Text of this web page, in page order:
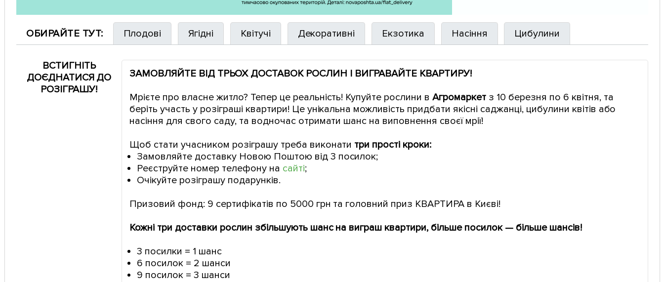
ОБИРАЙТЕ ТУТ: Плодові Ягідні Квітучі Декоративні Екзотика Насіння Цибулини
ВСТИГНІТЬ
ДОЄДНАТИСЯ ДО
РОЗІГРАШУ!
ЗАМОВЛЯЙТЕ ВІД ТРЬОХ ДОСТАВОК РОСЛИН І ВИГРАВАЙТЕ КВАРТИРУ!
Мрієте про власне житло? Тепер це реальність! Купуйте рослини вАгромаркетз 10 березня по 6 квітня, та
беріть участь у розіграші квартири! Це унікальна можливість придбати якісні саджанці, цибулини квітів або
насіння для свого саду, та водночас отримати шанс на виповнення своєї мрії!
Щоб стати учасником розіграшу треба виконати три прості кроки:
Замовляйте доставку Новою Поштою від 3 посилок;
Реєструйте номер телефону на сайті;
Очікуйте розіграшу подарунків.
Призовий фонд: 9 сертифікатів по 5000 грн та головний приз КВАРТИРА в Києві!
Кожні три доставки рослин збільшують шанс на виграш квартири, більше посилок — більше шансів!
3 посилки = 1 шанс
6 посилок = 2 шанси
9 посилок = 3 шанси